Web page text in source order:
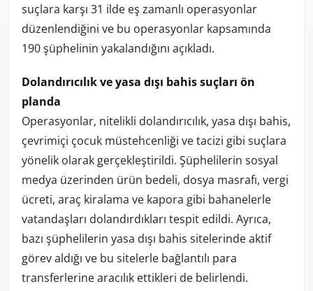
suçlara karşı 31 ilde eş zamanlı operasyonlar
düzenlendiğini ve bu operasyonlar kapsamında
190 şüphelinin yakalandığını açıkladı.
Dolandırıcılık ve yasa dışı bahis suçları ön
planda
Operasyonlar, nitelikli dolandırıcılık, yasa dışı bahis,
çevrimiçi çocuk müstehcenliği ve tacizi gibi suçlara
yönelik olarak gerçekleştirildi. Şüphelilerin sosyal
medya üzerinden ürün bedeli, dosya masrafı, vergi
ücreti, araç kiralama ve kapora gibi bahanelerle
vatandaşları dolandırdıkları tespit edildi. Ayrıca,
bazı şüphelilerin yasa dışı bahis sitelerinde aktif
görev aldığı ve bu sitelerle bağlantılı para
transferlerine aracılık ettikleri de belirlendi.